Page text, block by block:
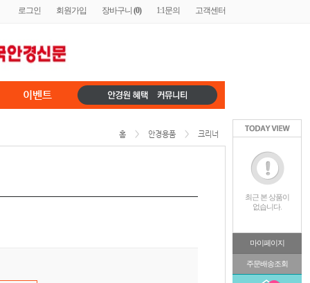
로그인 회원가입 장바구니 (0) 1:1문의 고객센터
이벤트
최근 본 상품이
없습니다.
마이페이지
주문배송조회
홈 > 안경용품 > 크리너